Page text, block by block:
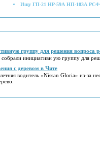
Ищу ГП-21 НР-59А НП-103А
группу для решения вопроса
инициативн ую группу для
с деревом в Чите
водитель «Nissan Gloria» из-за